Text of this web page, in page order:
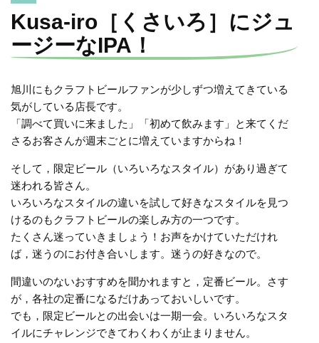
Kusa-iro［くさいろ］にジュ
ージーなIPA！
旭川にもクラフトビールファンが少しずつ増えてきている
気がしている店長です。
「調べて買いに来ました」「初めて飲みます」と来てくだ
さるお客さんが週末ごとに増えていますからね！
そして，限定ビール（いろいろなスタイル）があり過ぎて
迷われる皆さん。
いろいろなスタイルの違いを試して好きなスタイルを見つ
けるのもクラフトビールの楽しみ方の一つです。
たくさん迷っていきましょう！お声をかけていただけれ
ば，迷うのにお付き合いします。迷うの好きなので。
間違いのないおすすめを聞かれますと，定番ビール。さす
が，各社の定番になるだけあっておいしいです。
でも，限定ビールとの出会いは一期一会。いろいろなスタ
イルにチャレンジできてわくわくが止まりません。